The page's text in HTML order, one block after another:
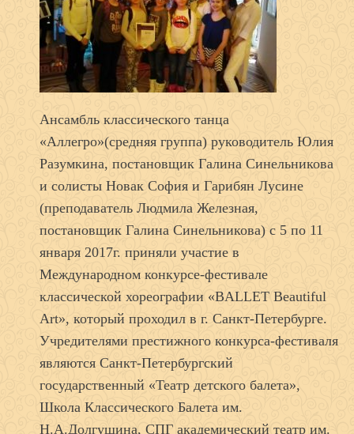
Ансамбль классического танца
«Аллегро»(средняя группа) руководитель Юлия
Разумкина, постановщик Галина Синельникова
и солисты Новак София и Гарибян Лусине
(преподаватель Людмила Железная,
постановщик Галина Синельникова) с 5 по 11
января 2017г. приняли участие в
Международном конкурсе-фестивале
классической хореографии «BALLET Beautiful
Art», который проходил в г. Санкт-Петербурге.
Учредителями престижного конкурса-фестиваля
являются Санкт-Петербургский
государственный «Театр детского балета»,
Школа Классического Балета им.
Н.А.Долгушина, СПГ академический театр им.